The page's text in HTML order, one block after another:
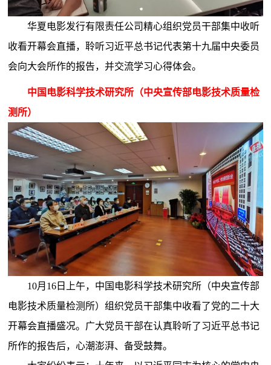
华夏电影发行有限责任公司精心组织党员干部集中收听
收看开幕会直播，聆听习近平总书记代表第十九届中央委员
会向大会所作的报告，并交流学习心得体会。
中国电影科学技术研究所（中央宣传部电影技术质量检
测所）
10月16日上午，中国电影科学技术研究所（中央宣传部
电影技术质量检测所）组织党员干部集中收看了党的二十大
开幕会直播盛况。广大党员干部在认真聆听了习近平总书记
所作的报告后，心潮澎湃、备受鼓舞。